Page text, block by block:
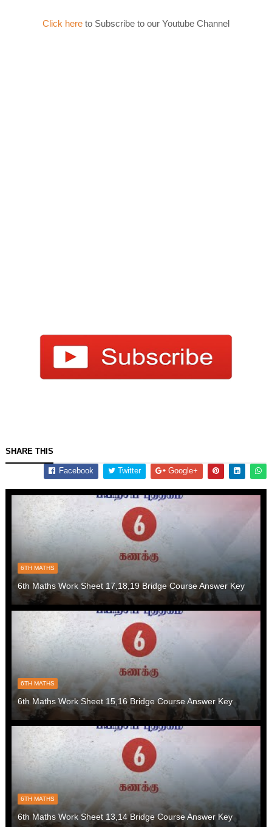
Click here to Subscribe to our Youtube Channel
SHARE THIS
Facebook Twitter Google+
6TH MATHS
6th Maths Work Sheet 17,18,19 Bridge Course Answer Key
6TH MATHS
6th Maths Work Sheet 15,16 Bridge Course Answer Key
6TH MATHS
6th Maths Work Sheet 13,14 Bridge Course Answer Key